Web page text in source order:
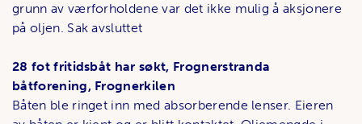
grunn av værforholdene var det ikke mulig å aksjonere
på oljen. Sak avsluttet
28 fot fritidsbåt har søkt, Frognerstranda
båtforening, Frognerkilen
Båten ble ringet inn med absorberende lenser. Eieren